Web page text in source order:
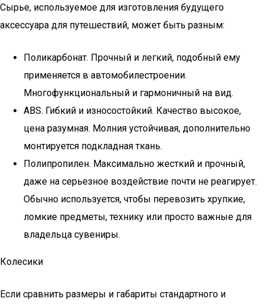
Сырье, используемое для изготовления будущего
аксессуара для путешествий, может быть разным:
Поликарбонат. Прочный и легкий, подобный ему
применяется в автомобилестроении.
Многофункциональный и гармоничный на вид.
ABS. Гибкий и износостойкий. Качество высокое,
цена разумная. Молния устойчивая, дополнительно
монтируется подкладная ткань.
Полипропилен. Максимально жесткий и прочный,
даже на серьезное воздействие почти не реагирует.
Обычно используется, чтобы перевозить хрупкие,
ломкие предметы, технику или просто важные для
владельца сувениры.
Колесики
Если сравнить размеры и габариты стандартного и